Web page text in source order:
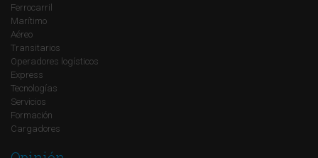
Ferrocarril
Marítimo
Aéreo
Transitarios
Operadores logísticos
Express
Tecnologías
Servicios
Formación
Cargadores